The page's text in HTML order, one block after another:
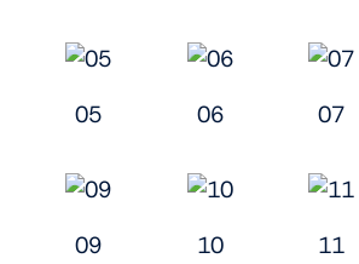
05 06 07
09 10 11